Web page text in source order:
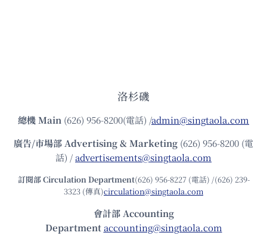
洛杉磯
總機Main (626) 956-8200(電話) /admin@singtaola.com
廣告/市場部Advertising & Marketing (626) 956-8200 (電
話) /advertisements@singtaola.com
訂閱部 Circulation Department(626) 956-8227 (電話) /(626) 239-
3323 (傳真)circulation@singtaola.com
會計部 Accounting
Department accounting@singtaola.com